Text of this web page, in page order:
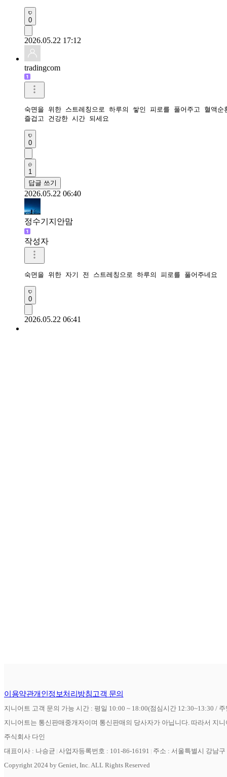
0
2026.05.22 17:12
tradingcom
숙면을 위한 스트레칭으로 하루의 쌓인 피로를 풀어주고 혈액
즐겁고 건강한 시간 되세요
0
1
답글 쓰기
2026.05.22 06:40
정수기지안맘
작성자
숙면을 위한 자기 전 스트레칭으로 하루의 피로를 풀어주네요
0
2026.05.22 06:41
이용약관개인정보처리방침고객 문의
지니어트 고객 문의 가능 시간 : 평일 10:00 ~ 18:00(점심시간 12:30~13:30 /
지니어트는 통신판매중개자이며 통신판매의 당사자가 아닙니다. 따라서 지
주식회사 다인
대표이사 : 나승균 사업자등록번호 : 101-86-16191
주소 : 서울특별시 강남
Copyright 2024 by Geniet, Inc. ALL Rights Reserved